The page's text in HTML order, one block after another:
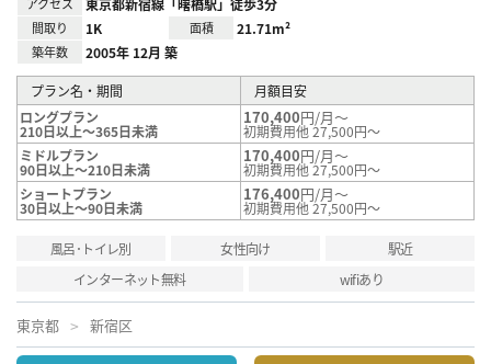
東京都新宿線「曙橋駅」徒歩3分
間取り 1K 面積 21.71m²
築年数 2005年 12月 築
プラン名・期間
月額目安
ロングプラン
210日以上～365日未満
170,400円/月～
初期費用他 27,500円～
ミドルプラン
90日以上～210日未満
170,400円/月～
初期費用他 27,500円～
ショートプラン
30日以上～90日未満
176,400円/月～
初期費用他 27,500円～
風呂･トイレ別 女性向け
駅近
インターネット無料
wifiあり
東京都 新宿区